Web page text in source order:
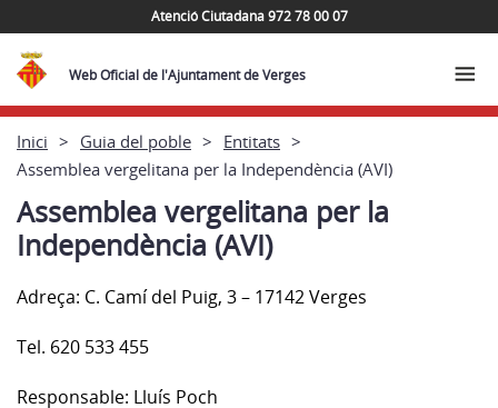
Atenció Ciutadana 972 78 00 07
Web Oficial de l'Ajuntament de Verges
Inici Guia del poble
Entitats
Assemblea vergelitana per la Independència (AVI)
Assemblea vergelitana per la
Independència (AVI)
Adreça: C. Camí del Puig, 3 – 17142 Verges
Tel. 620 533 455
Responsable: Lluís Poch